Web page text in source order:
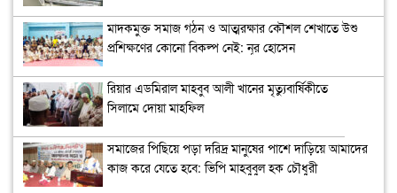
মাদকমুক্ত সমাজ গঠন ও আত্মরক্ষার কৌশল শেখাতে উশু
প্রশিক্ষণের কোনো বিকল্প নেই: নূর হোসেন
রিয়ার এডমিরাল মাহবুব আলী খানের মৃত্যুবার্ষিকীতে
সিলামে দোয়া মাহফিল
সমাজের পিছিয়ে পড়া দরিদ্র মানুষের পাশে দাড়িয়ে আমাদের
কাজ করে যেতে হবে: ভিপি মাহবুবুল হক চৌধুরী